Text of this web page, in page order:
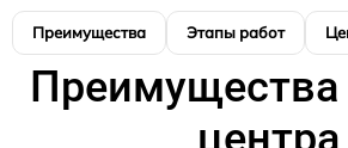
Преимущества Этапы работ
Преимущества